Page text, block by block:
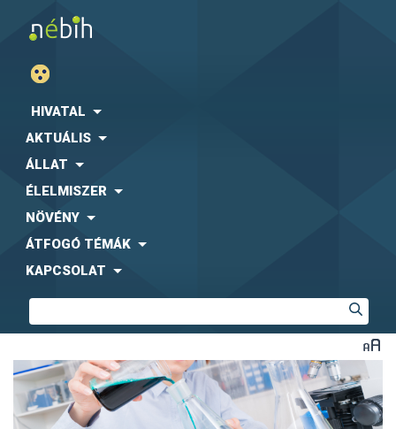
HIVATAL
AKTUÁLIS
ÁLLAT
ÉLELMISZER
NÖVÉNY
ÁTFOGÓ TÉMÁK
KAPCSOLAT